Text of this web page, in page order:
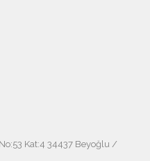
Kat:4 34437 Beyoğlu /